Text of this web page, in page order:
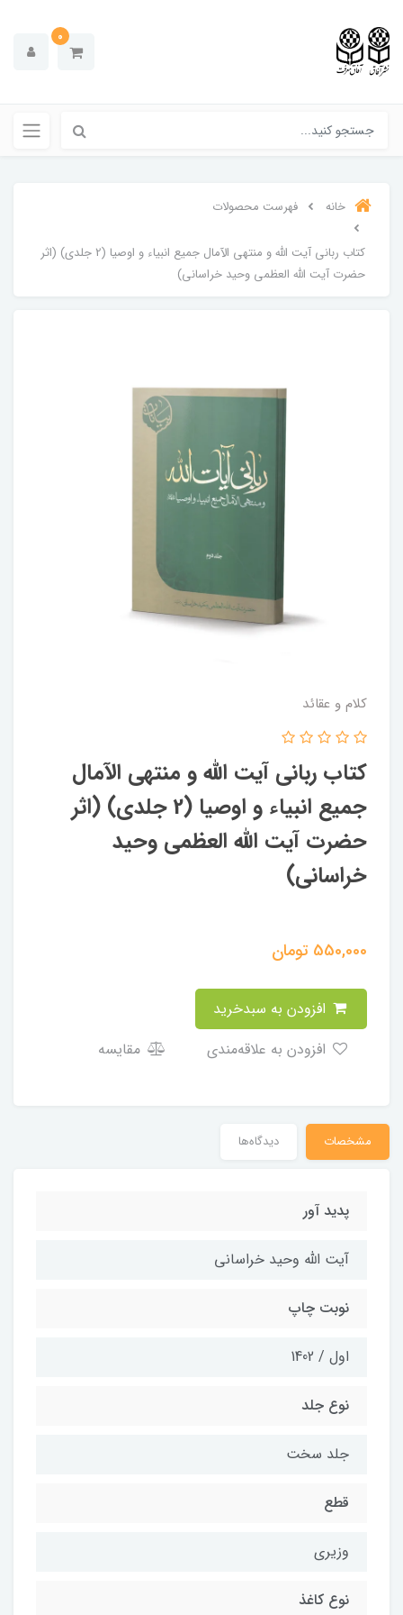
0
خانه فهرست محصولات
کتاب ربانی آیت الله و منتهی الآمال جمیع انبیاء و اوصیا (2 جلدی) (اثر
حضرت آيت الله العظمي وحيد خراساني)
کلام و عقائد
کتاب ربانی آیت الله و منتهی الآمال
جمیع انبیاء و اوصیا (2 جلدی) (اثر
حضرت آيت الله العظمي وحيد
خراساني)
550,000 تومان
مقایسه
مشخصات دیدگاه‌ها
پدید آور
آیت الله وحید خراسانی
نوبت چاپ
اول / 1402
نوع جلد
جلد سخت
قطع
وزیری
نوع کاغذ